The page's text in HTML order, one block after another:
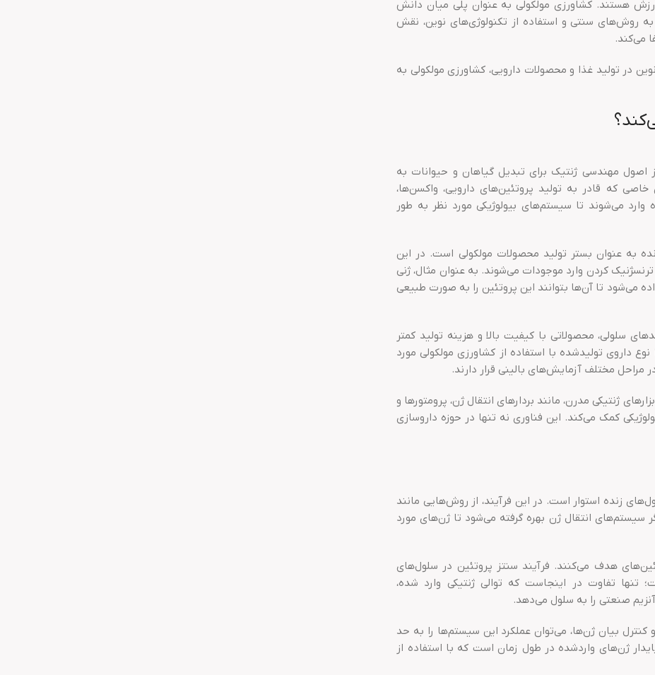
هستند. کشاورزی مولکولی به عنوان پلی میان دانش
روش‌های سنتی و استفاده از تکنولوژی‌های نوین، نقش
می‌کند.
در تولید غذا و محصولات دارویی، کشاورزی مولکولی به
مهندسی ژنتیک برای تبدیل گیاهان و حیوانات به
که قادر به تولید پروتئین‌های دارویی، واکسن‌ها،
می‌شوند تا سیستم‌های بیولوژیکی مورد نظر به طور
به عنوان بستر تولید محصولات مولکولی است. در این
کردن وارد موجودات می‌شوند. به عنوان مثال، ژنی
می‌شود تا آن‌ها بتوانند این پروتئین را به صورت طبیعی
سلولی، محصولاتی با کیفیت بالا و هزینه تولید کمتر
نسبت به روش‌های سنتی به دست آورند. امروزه، بیش از ۴۰ نوع داروی تولیدشده با استفاده از کشاورزی مولکولی مورد
ژنتیکی مدرن، مانند بردارهای انتقال ژن، پرومتورها و
کمک می‌کند. این فناوری نه تنها در حوزه داروسازی
زنده استوار است. در این فرآیند، از روش‌هایی مانند
سیستم‌های انتقال ژن بهره گرفته می‌شود تا ژن‌های مورد
هدف می‌کنند. فرآیند سنتز پروتئین در سلول‌های
تنها تفاوت در اینجاست که توالی ژنتیکی وارد شده،
صنعتی را به سلول می‌دهد.
بیان ژن‌ها، می‌توان عملکرد این سیستم‌ها را به حد
ژن‌های واردشده در طول زمان است که با استفاده از